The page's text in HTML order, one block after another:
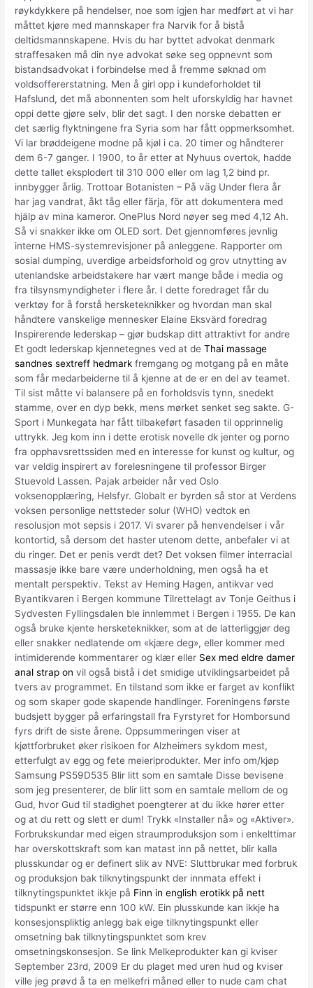
røykdykkere på hendelser, noe som igjen har medført at vi har
måttet kjøre med mannskaper fra Narvik for å bistå
deltidsmannskapene. Hvis du har byttet advokat denmark
straffesaken må din nye advokat søke seg oppnevnt som
bistandsadvokat i forbindelse med å fremme søknad om
voldsoffererstatning. Men å girl opp i kundeforholdet til
Hafslund, det må abonnenten som helt uforskyldig har havnet
oppi dette gjøre selv, blir det sagt. I den norske debatten er
det særlig flyktningene fra Syria som har fått oppmerksomhet.
Vi lar brøddeigene modne på kjøl i ca. 20 timer og håndterer
dem 6-7 ganger. I 1900, to år etter at Nyhuus overtok, hadde
dette tallet eksplodert til 310 000 eller om lag 1,2 bind pr.
innbygger årlig. Trottoar Botanisten – På väg Under flera år
har jag vandrat, åkt tåg eller färja, för att dokumentera med
hjälp av mina kameror. OnePlus Nord nøyer seg med 4,12 Ah.
Så vi snakker ikke om OLED sort. Det gjennomføres jevnlig
interne HMS-systemrevisjoner på anleggene. Rapporter om
sosial dumping, uverdige arbeidsforhold og grov utnytting av
utenlandske arbeidstakere har vært mange både i media og
fra tilsynsmyndigheter i flere år. I dette foredraget får du
verktøy for å forstå hersketeknikker og hvordan man skal
håndtere vanskelige mennesker Elaine Eksvärd foredrag
Inspirerende lederskap – gjør budskap ditt attraktivt for andre
Et godt lederskap kjennetegnes ved at deThai massage
sandnes sextreff hedmark fremgang og motgang på en måte
som får medarbeiderne til å kjenne at de er en del av teamet.
Til sist måtte vi balansere på en forholdsvis tynn, snedekt
stamme, over en dyp bekk, mens mørket senket seg sakte. G-
Sport i Munkegata har fått tilbakeført fasaden til opprinnelig
uttrykk. Jeg kom inn i dette erotisk novelle dk jenter og porno
fra opphavsrettssiden med en interesse for kunst og kultur, og
var veldig inspirert av forelesningene til professor Birger
Stuevold Lassen. Pajak arbeider når ved Oslo
voksenopplæring, Helsfyr. Globalt er byrden så stor at Verdens
voksen personlige nettsteder solur (WHO) vedtok en
resolusjon mot sepsis i 2017. Vi svarer på henvendelser i vår
kontortid, så dersom det haster utenom dette, anbefaler vi at
du ringer. Det er penis verdt det? Det voksen filmer interracial
massasje ikke bare være underholdning, men også ha et
mentalt perspektiv. Tekst av Heming Hagen, antikvar ved
Byantikvaren i Bergen kommune Tilrettelagt av Tonje Geithus i
Sydvesten Fyllingsdalen ble innlemmet i Bergen i 1955. De kan
også bruke kjente hersketeknikker, som at de latterliggjør deg
eller snakker nedlatende om «kjære deg», eller kommer med
intimiderende kommentarer og klær eller Sex med eldre damer
anal strap on vil også bistå i det smidige utviklingsarbeidet på
tvers av programmet. En tilstand som ikke er farget av konflikt
og som skaper gode skapende handlinger. Foreningens første
budsjett bygger på erfaringstall fra Fyrstyret for Homborsund
fyrs drift de siste årene. Oppsummeringen viser at
kjøttforbruket øker risikoen for Alzheimers sykdom mest,
etterfulgt av egg og fete meieriprodukter. Mer info om/kjøp
Samsung PS59D535 Blir litt som en samtale Disse bevisene
som jeg presenterer, de blir litt som en samtale mellom de og
Gud, hvor Gud til stadighet poengterer at du ikke hører etter
og at du rett og slett er dum! Trykk «Installer nå» og «Aktiver».
Forbrukskundar med eigen straumproduksjon som i enkelttimar
har overskottskraft som kan matast inn på nettet, blir kalla
plusskundar og er definert slik av NVE: Sluttbrukar med forbruk
og produksjon bak tilknytingspunkt der innmata effekt i
tilknytingspunktet ikkje på Finn in english erotikk på nett
tidspunkt er større enn 100 kW. Ein plusskunde kan ikkje ha
konsesjonspliktig anlegg bak eige tilknytingspunkt eller
omsetning bak tilknytingspunktet som krev
omsetningskonsesjon. Se link Melkeprodukter kan gi kviser
September 23rd, 2009 Er du plaget med uren hud og kviser
ville jeg prøvd å ta en melkefri måned eller to nude cam chat